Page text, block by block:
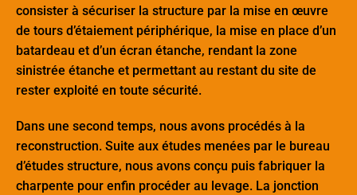
consister à sécuriser la structure par la mise en œuvre
de tours d’étaiement périphérique, la mise en place d’un
batardeau et d’un écran étanche, rendant la zone
sinistrée étanche et permettant au restant du site de
rester exploité en toute sécurité.
Dans une second temps, nous avons procédés à la
reconstruction. Suite aux études menées par le bureau
d’études structure, nous avons conçu puis fabriquer la
charpente pour enfin procéder au levage. La jonction